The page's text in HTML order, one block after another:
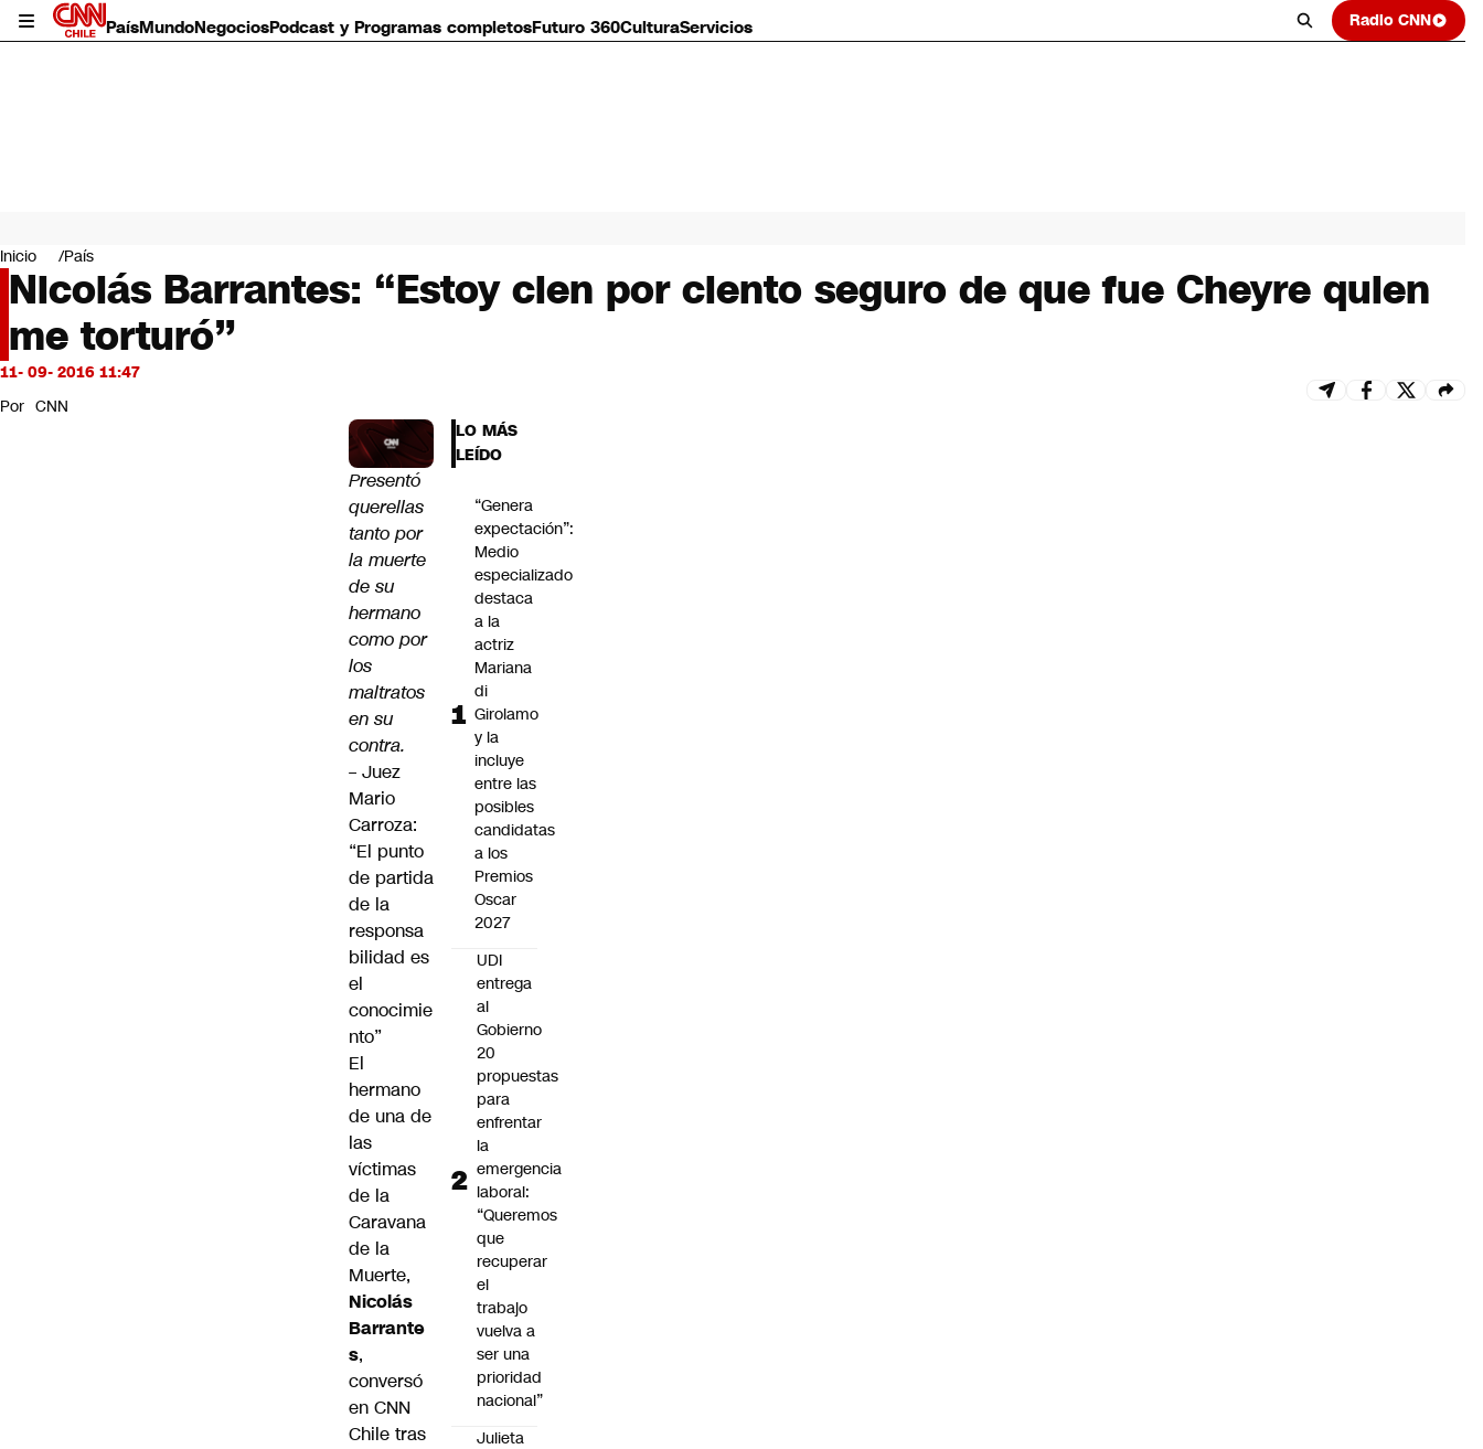
PaísMundoNegociosPodcast y Programas completosFuturo 360CulturaServicios Radio CNN
Mundo
Negocios
Deportes
Programas completos
Cultura
Servicios
Bits
CNN Data
Inicio País
Nicolás Barrantes: “Estoy cien por ciento seguro de que fue Cheyre quien
me torturó”
11- 09- 2016 11:47
Por CNN
Presentó
querellas
tanto por
la muerte
de su
hermano
como por
los
maltratos
en su
contra.
– Juez
Mario
Carroza:
“El punto
de partida
de la
responsa
bilidad es
el
conocimie
nto”
El
hermano
de una de
las
víctimas
de la
Caravana
de la
Muerte,
Nicolás
Barrante
s,
conversó
en CNN
Chile tras
LO MÁS
LEÍDO
“Genera
expectación”:
Medio
especializado
destaca
a la
actriz
Mariana
di
Girolamo
y la
incluye
entre las
posibles
candidatas
a los
Premios
Oscar
2027
UDI
entrega
al
Gobierno
20
propuestas
para
enfrentar
la
emergencia
laboral:
“Queremos
que
recuperar
el
trabajo
vuelva a
ser una
prioridad
nacional”
Julieta